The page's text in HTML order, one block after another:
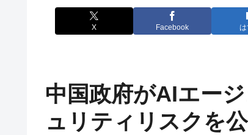
X Facebook
中国政府がAIエー
ュリティリスクを